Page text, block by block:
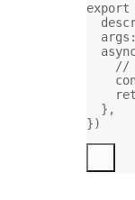
export
//
},
})